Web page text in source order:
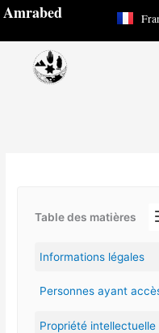
Aller
contenu
Amrabed
Table des matières
Informations légales
Personnes ayant
Propriété intellectuelle